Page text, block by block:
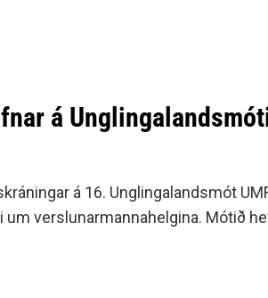
á
á 16. Unglingalandsmót
um verslunarmannahelgina. Mótið